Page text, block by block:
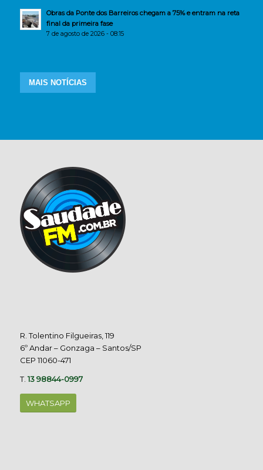
Obras da Ponte dos Barreiros chegam a 75% e entram na reta
final da primeira fase
7 de agosto de 2026 - 08:15
MAIS NOTÍCIAS
R. Tolentino Filgueiras, 119
6º Andar – Gonzaga – Santos/SP
CEP 11060-471
T.13 98844-0997
WHATSAPP